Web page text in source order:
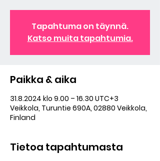
Tapahtuma on täynnä.
Katso muita tapahtumia.
Paikka & aika
31.8.2024 klo 9.00 – 16.30 UTC+3
Veikkola, Turuntie 690A, 02880 Veikkola,
Finland
Tietoa tapahtumasta